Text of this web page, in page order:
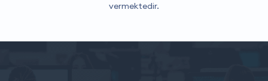
vermektedir.